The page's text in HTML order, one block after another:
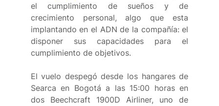
el cumplimiento de sueños y de
crecimiento personal, algo que esta
implantando en el ADN de la compañía: el
disponer sus capacidades para el
cumplimiento de objetivos.
El vuelo despegó desde los hangares de
Searca en Bogotá a las 15:00 horas en
dos Beechcraft 1900D Airliner, uno de